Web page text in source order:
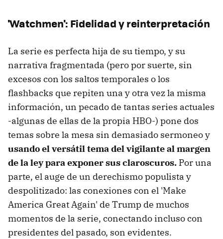
'Watchmen': Fidelidad y reinterpretación
La serie es perfecta hija de su tiempo, y su
narrativa fragmentada (pero por suerte, sin
excesos con los saltos temporales o los
flashbacks que repiten una y otra vez la misma
información, un pecado de tantas series actuales
-algunas de ellas de la propia HBO-) pone dos
temas sobre la mesa sin demasiado sermoneo y
usando el versátil tema del vigilante al margen
de la ley para exponer sus claroscuros. Por una
parte, el auge de un derechismo populista y
despolitizado: las conexiones con el 'Make
America Great Again' de Trump de muchos
momentos de la serie, conectando incluso con
presidentes del pasado, son evidentes.